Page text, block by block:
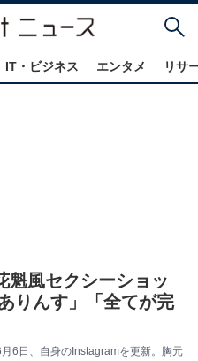
IT・ビジネス エンタメ リサ
魁風セクシーショッ
りんす」「全てが完
6日、自身のInstagramを更新。胸元